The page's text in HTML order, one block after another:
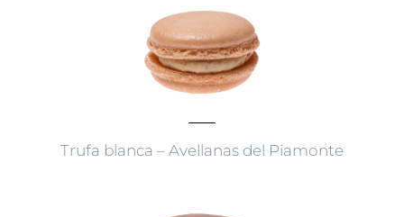
Trufa blanca – Avellanas del Piamonte